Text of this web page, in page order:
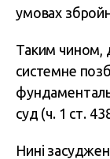
умовах
Таким чином,
системне
суд (ч. 1 ст.
Нині